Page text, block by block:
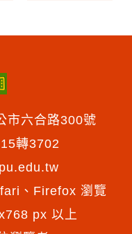
印
市六合路300號
轉3702
、Firefox 瀏覽
px 以上